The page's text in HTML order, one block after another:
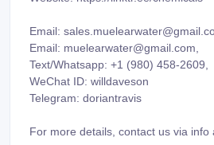
Email:
Email: muelearwater@gmail.com,
Text/Whatsapp: +1 (980) 458-2609‬,
WeChat ID: willdaveson
Telegram: doriantravis
For more details, contact us via info